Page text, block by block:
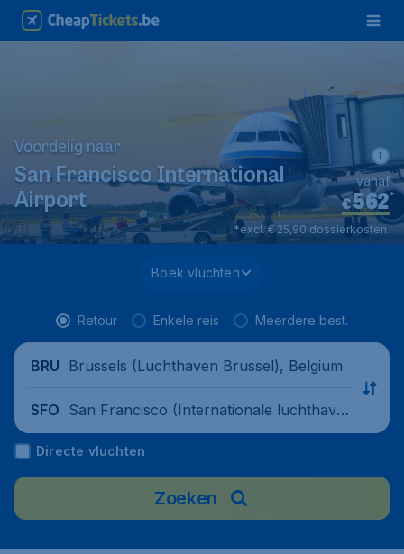
Voordelig naar
San Francisco International
Airport
€562*
vanaf
*excl. € 25,90 dossierkosten.
Boek vluchten
Retour Enkele reis Meerdere best.
BRU Brussels (Luchthaven Brussel), Belgium
SFO San Francisco (Internationale luchthave
n van San Francisco), United States
Directe vluchten
Zoeken